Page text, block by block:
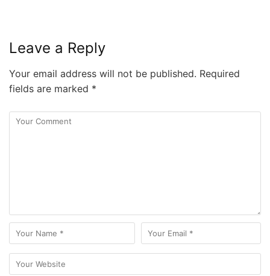
Leave a Reply
Your email address will not be published. Required
fields are marked *